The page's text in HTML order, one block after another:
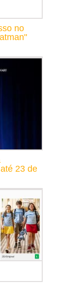
no
23 de